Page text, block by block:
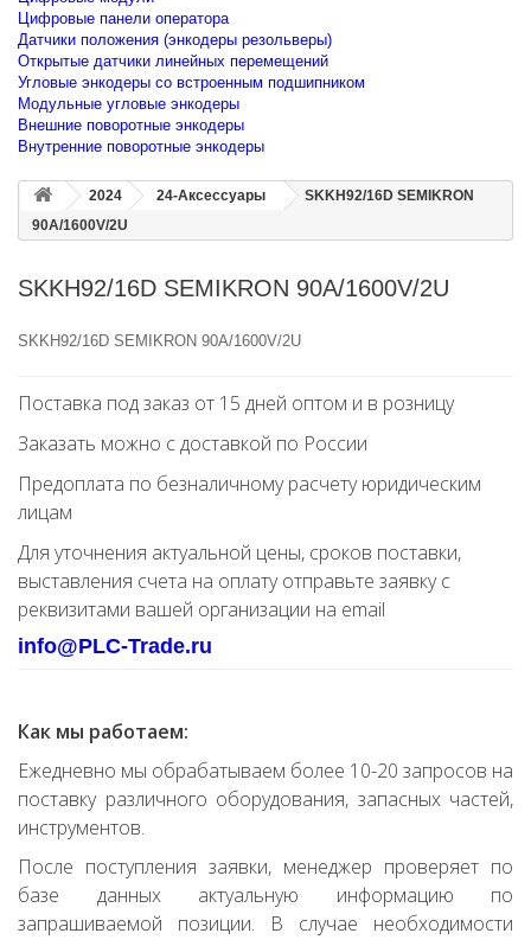
Цифровые панели оператора
Датчики положения (энкодеры резольверы)
Открытые датчики линейных перемещений
Угловые энкодеры со встроенным подшипником
Модульные угловые энкодеры
Внешние поворотные энкодеры
Внутренние поворотные энкодеры
2024 24-Аксессуары
SKKH92/16D SEMIKRON
90A/1600V/2U
SKKH92/16D SEMIKRON 90A/1600V/2U
SKKH92/16D SEMIKRON 90A/1600V/2U
Поставка под заказ от 15 дней оптом и в розницу
Заказать можно с доставкой по России
Предоплата по безналичному расчету юридическим
лицам
Для уточнения актуальной цены, сроков поставки,
выставления счета на оплату отправьте заявку с
реквизитами вашей организации на email
info@PLC-Trade.ru
Как мы работаем:
Ежедневно мы обрабатываем более 10-20 запросов на
поставку различного оборудования, запасных частей,
инструментов.
После поступления заявки, менеджер проверяет по
базе данных актуальную информацию по
запрашиваемой позиции. В случае необходимости